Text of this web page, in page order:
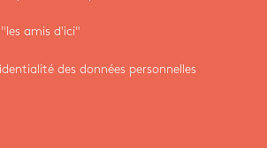
amis d'ici"
des données personnelles